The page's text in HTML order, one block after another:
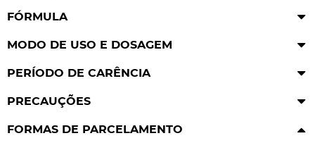
FÓRMULA
MODO DE USO E DOSAGEM
PERÍODO DE CARÊNCIA
PRECAUÇÕES
FORMAS DE PARCELAMENTO